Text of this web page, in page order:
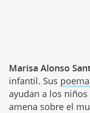
Marisa Alonso
infantil. Sus
ayudan a los
amena sobre el